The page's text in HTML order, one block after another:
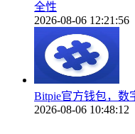
全性
2026-08-06 12:21:56
Bitpie官方钱包，数
2026-08-06 10:48:12